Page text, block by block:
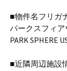
■物件名フリガ
パークスフィ
PARK SPHERE
■近隣周辺施設